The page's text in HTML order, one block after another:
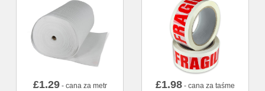
£1.29- cana za metr £1.98 - cana za taśme